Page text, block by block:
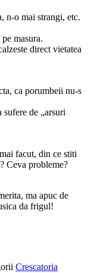
n-o mai strangi, etc.
masura.
direct vietatea
ca porumbeii nu-s
sufere de „arsuri
facut, din ce stiti
Ceva probleme?
ma apuc de
da frigul!
Crescatoria